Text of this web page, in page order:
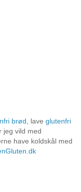
brød , lave glutenfri
jeg vild med
have koldskål med